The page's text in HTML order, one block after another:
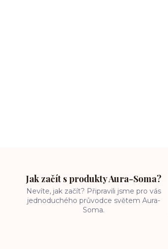
Jak začít s produkty Aura-Soma?
Nevíte, jak začít? Připravili jsme pro vás
jednoduchého průvodce světem Aura-
Soma.